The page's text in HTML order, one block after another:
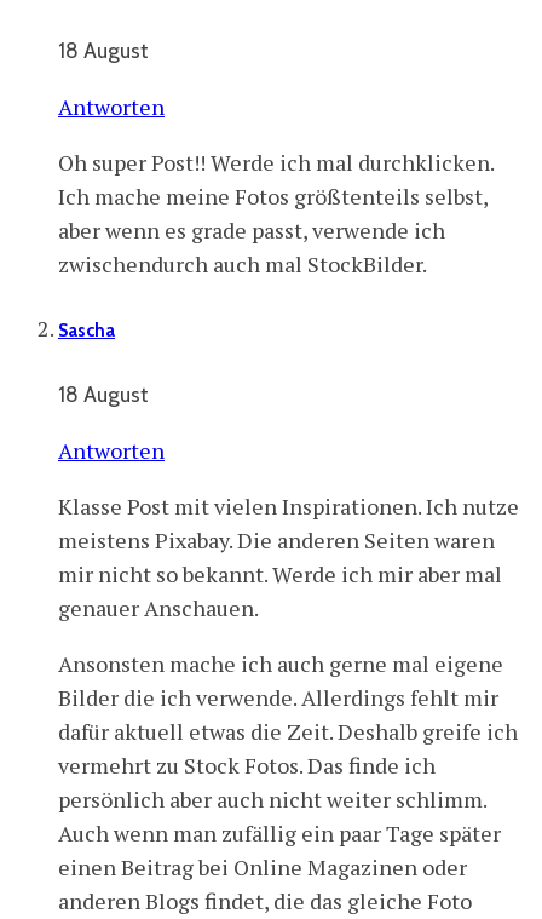
18 August
Antworten
Oh super Post!! Werde ich mal durchklicken.
Ich mache meine Fotos größtenteils selbst,
aber wenn es grade passt, verwende ich
zwischendurch auch mal StockBilder.
Sascha
18 August
Antworten
Klasse Post mit vielen Inspirationen. Ich nutze
meistens Pixabay. Die anderen Seiten waren
mir nicht so bekannt. Werde ich mir aber mal
genauer Anschauen.
Ansonsten mache ich auch gerne mal eigene
Bilder die ich verwende. Allerdings fehlt mir
dafür aktuell etwas die Zeit. Deshalb greife ich
vermehrt zu Stock Fotos. Das finde ich
persönlich aber auch nicht weiter schlimm.
Auch wenn man zufällig ein paar Tage später
einen Beitrag bei Online Magazinen oder
anderen Blogs findet, die das gleiche Foto